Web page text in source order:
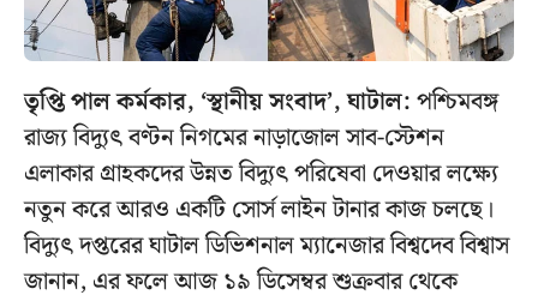
তৃপ্তি পাল কর্মকার, ‘স্থানীয় সংবাদ’, ঘাটাল:পশ্চিমবঙ্গ
রাজ্য বিদ্যুৎ বণ্টন নিগমের নাড়াজোল সাব-স্টেশন
এলাকার গ্রাহকদের উন্নত বিদ্যুৎ পরিষেবা দেওয়ার লক্ষ্যে
নতুন করে আরও একটি সোর্স লাইন টানার কাজ চলছে।
বিদ্যুৎ দপ্তরের ঘাটাল ডিভিশনাল ম্যানেজার বিশ্বদেব বিশ্বাস
জানান, এর ফলে আজ ১৯ ডিসেম্বর শুক্রবার থেকে